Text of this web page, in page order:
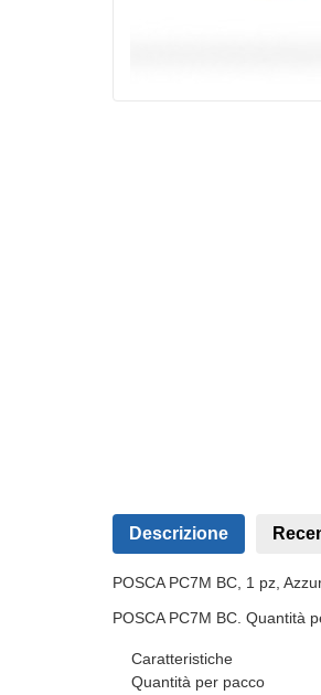
Descrizione
POSCA PC7M BC, 1 pz,
POSCA PC7M BC. Quantità
Caratteristiche
Quantità per pacco